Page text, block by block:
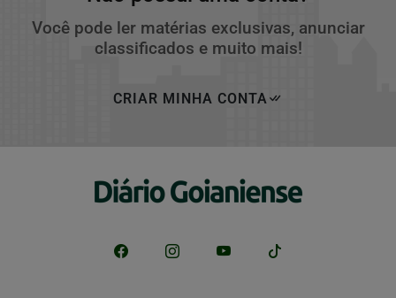
Você pode ler matérias exclusivas, anunciar
classificados e muito mais!
CRIAR MINHA CONTA